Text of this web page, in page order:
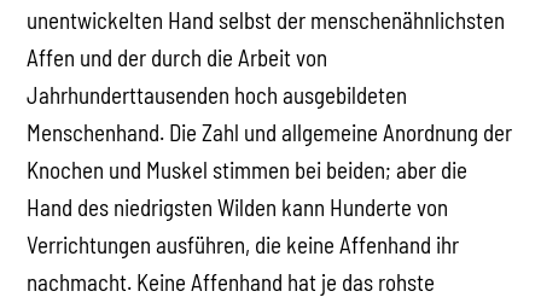
unentwickelten Hand selbst der menschenähnlichsten
Affen und der durch die Arbeit von
Jahrhunderttausenden hoch ausgebildeten
Menschenhand. Die Zahl und allgemeine Anordnung der
Knochen und Muskel stimmen bei beiden; aber die
Hand des niedrigsten Wilden kann Hunderte von
Verrichtungen ausführen, die keine Affenhand ihr
nachmacht. Keine Affenhand hat je das rohste